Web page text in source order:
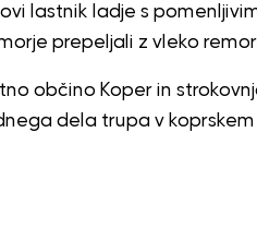
lastnik ladje s
prepeljali z vleko
občino Koper in
dela trupa v koprskem